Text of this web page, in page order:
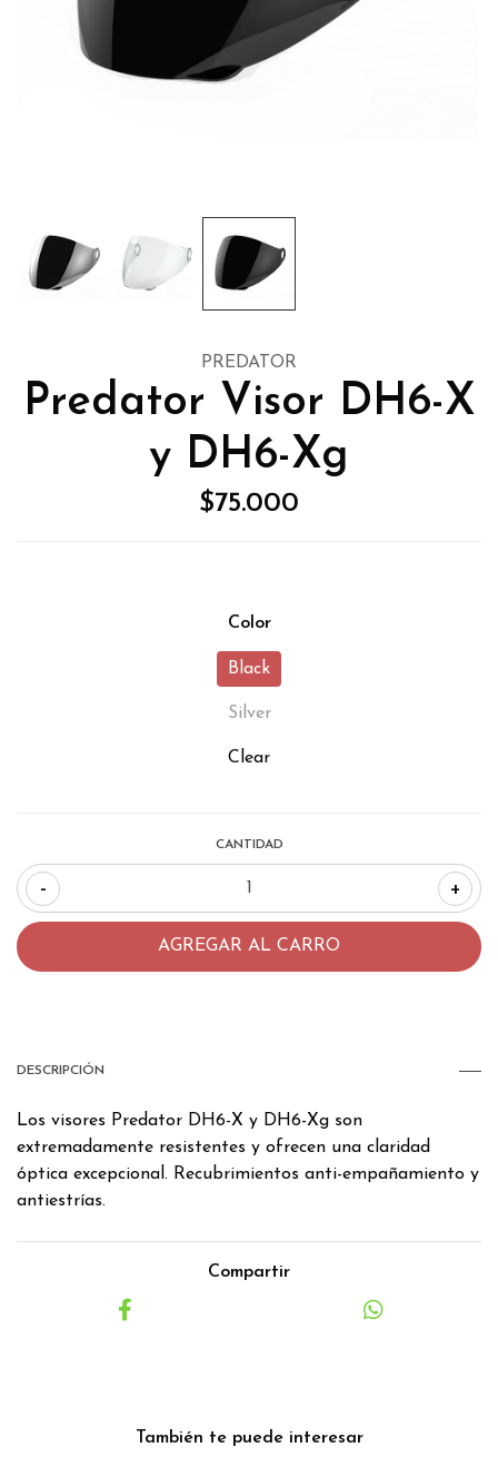
PREDATOR
Predator Visor DH6-X
y DH6-Xg
$75.000
Color
Black
Silver
Clear
CANTIDAD
- +
DESCRIPCIÓN
Los visores Predator DH6-X y DH6-Xg son
extremadamente resistentes y ofrecen una claridad
óptica excepcional. Recubrimientos anti-empañamiento y
antiestrías.
Compartir
También te puede interesar